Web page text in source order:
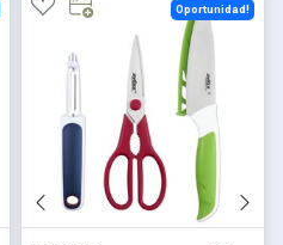
Oportunidad!